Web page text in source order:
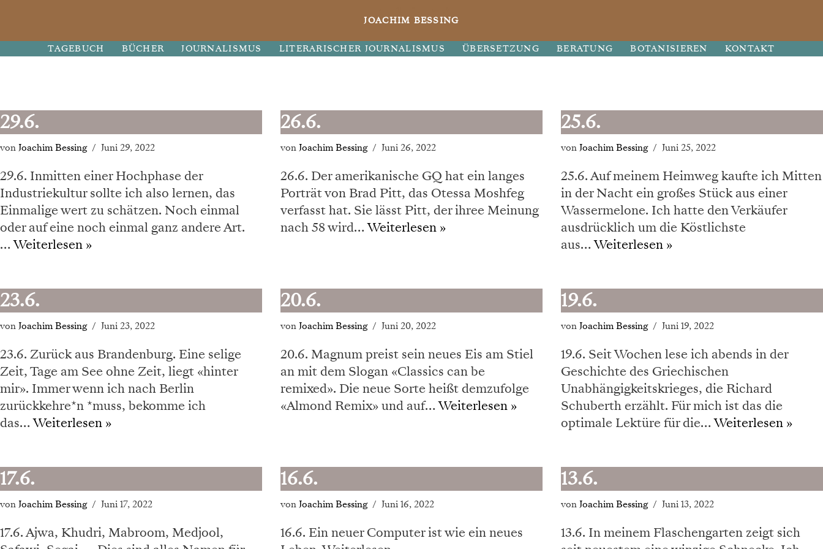
JOACHIM BESSING
TAGEBUCH BÜCHER JOURNALISMUS LITERARISCHER JOURNALISMUS ÜBERSETZUNG BERATUNG BOTANISIEREN KONTAKT
29.6.
vonJoachim Bessing Juni 29, 2022
29.6. Inmitten einer Hochphase der
Industriekultur sollte ich also lernen, das
Einmalige wert zu schätzen. Noch einmal
oder auf eine noch einmal ganz andere Art.
…Weiterlesen »
26.6.
vonJoachim Bessing Juni 26, 2022
26.6. Der amerikanische GQ hat ein langes
Porträt von Brad Pitt, das Otessa Moshfeg
verfasst hat. Sie lässt Pitt, der ihree Meinung
nach 58 wird…Weiterlesen »
25.6.
vonJoachim Bessing Juni 25, 2022
25.6. Auf meinem Heimweg kaufte ich Mitten
in der Nacht ein großes Stück aus einer
Wassermelone. Ich hatte den Verkäufer
ausdrücklich um die Köstlichste
aus…Weiterlesen »
23.6.
vonJoachim Bessing Juni 23, 2022
23.6. Zurück aus Brandenburg. Eine selige
Zeit, Tage am See ohne Zeit, liegt «hinter
mir». Immer wenn ich nach Berlin
zurückkehre*n *muss, bekomme ich
das…Weiterlesen »
20.6.
vonJoachim Bessing Juni 20, 2022
20.6. Magnum preist sein neues Eis am Stiel
an mit dem Slogan «Classics can be
remixed». Die neue Sorte heißt demzufolge
«Almond Remix» und auf…Weiterlesen »
19.6.
vonJoachim Bessing Juni 19, 2022
19.6. Seit Wochen lese ich abends in der
Geschichte des Griechischen
Unabhängigkeitskrieges, die Richard
Schuberth erzählt. Für mich ist das die
optimale Lektüre für die…Weiterlesen »
17.6.
vonJoachim Bessing Juni 17, 2022
17.6. Ajwa, Khudri, Mabroom, Medjool,
16.6.
vonJoachim Bessing Juni 16, 2022
16.6. Ein neuer Computer ist wie ein neues
13.6.
vonJoachim Bessing Juni 13, 2022
13.6. In meinem Flaschengarten zeigt sich